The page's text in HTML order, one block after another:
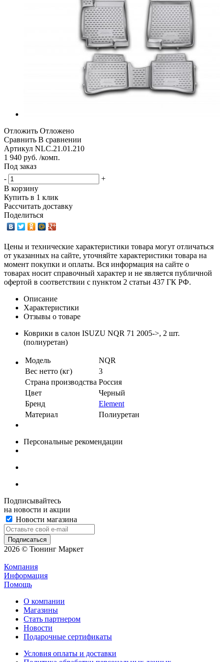
Отложить Отложено
Сравнить В сравнении
Артикул NLC.21.01.210
1 940 руб. /комп.
Под заказ
-
+
В корзину
Купить в 1 клик
Рассчитать доставку
Поделиться
Цены и технические характеристики товара могут отличаться
от указанных на сайте, уточняйте характеристики товара на
момент покупки и оплаты. Вся информация на сайте о
товарах носит справочный характер и не является публичной
офертой в соответствии с пунктом 2 статьи 437 ГК РФ.
Описание
Характеристики
Отзывы о товаре
Коврики в салон ISUZU NQR 71 2005->, 2 шт.
(полиуретан)
Модель
NQR
Вес нетто (кг)
3
Страна производства Россия
Цвет
Черный
Бренд
Element
Материал
Полиуретан
Персональные рекомендации
Подписывайтесь
на новости и акции
Новости магазина
2026 © Тюнинг Маркет
Компания
Информация
Помощь
О компании
Магазины
Стать партнером
Новости
Подарочные сертификаты
Условия оплаты и доставки